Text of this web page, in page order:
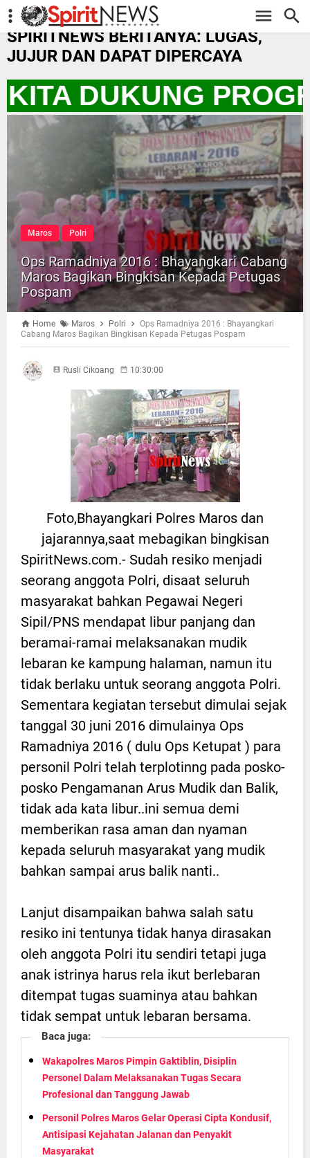
-->
SPIRITNEWS BERITANYA: LUGAS,
JUJUR DAN DAPAT DIPERCAYA
DUKUNG
Maros Polri
Ops Ramadniya 2016 : Bhayangkari Cabang
Maros Bagikan Bingkisan Kepada Petugas
Pospam
Home Maros Polri
Ops Ramadniya 2016 : Bhayangkari
Cabang Maros Bagikan Bingkisan Kepada Petugas Pospam
Rusli Cikoang 10:30:00
Foto,Bhayangkari Polres Maros dan
jajarannya,saat mebagikan bingkisan
SpiritNews.com.- Sudah resiko menjadi
seorang anggota Polri, disaat seluruh
masyarakat bahkan Pegawai Negeri
Sipil/PNS mendapat libur panjang dan
beramai-ramai melaksanakan mudik
lebaran ke kampung halaman, namun itu
tidak berlaku untuk seorang anggota Polri.
Sementara kegiatan tersebut dimulai sejak
tanggal 30 juni 2016 dimulainya Ops
Ramadniya 2016 ( dulu Ops Ketupat ) para
personil Polri telah terplotinng pada posko-
posko Pengamanan Arus Mudik dan Balik,
tidak ada kata libur..ini semua demi
memberikan rasa aman dan nyaman
kepada seluruh masyarakat yang mudik
bahkan sampai arus balik nanti..
Lanjut disampaikan bahwa salah satu
resiko ini tentunya tidak hanya dirasakan
oleh anggota Polri itu sendiri tetapi juga
anak istrinya harus rela ikut berlebaran
ditempat tugas suaminya atau bahkan
tidak sempat untuk lebaran bersama.
Baca juga:
Wakapolres Maros Pimpin Gaktiblin, Disiplin
Personel Dalam Melaksanakan Tugas Secara
Profesional dan Tanggung Jawab
Personil Polres Maros Gelar Operasi Cipta Kondusif,
Antisipasi Kejahatan Jalanan dan Penyakit
Masyarakat